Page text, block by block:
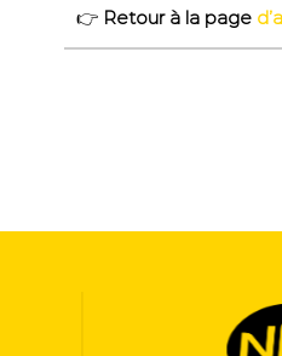
👉 Retour à la page